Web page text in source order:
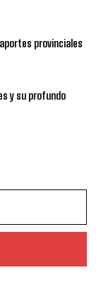
provinciales
y su profundo